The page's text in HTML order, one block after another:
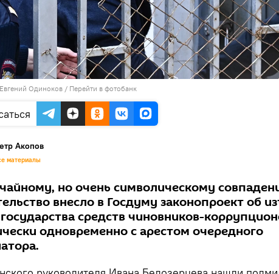
Одиноков / Перейти в фотобанк
Акопов
материалы
но очень символическому
внесло в Госдуму законопроект об
средств чиновников-
одновременно с арестом очередного